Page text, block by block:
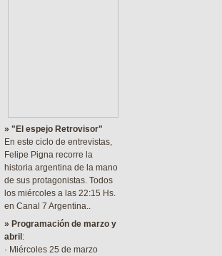
» "El espejo Retrovisor"
En este ciclo de entrevistas,
Felipe Pigna recorre la
historia argentina de la mano
de sus protagonistas. Todos
los miércoles a las 22:15 Hs.
en Canal 7 Argentina..
» Programación de marzo y
abril :
· Miércoles 25 de marzo